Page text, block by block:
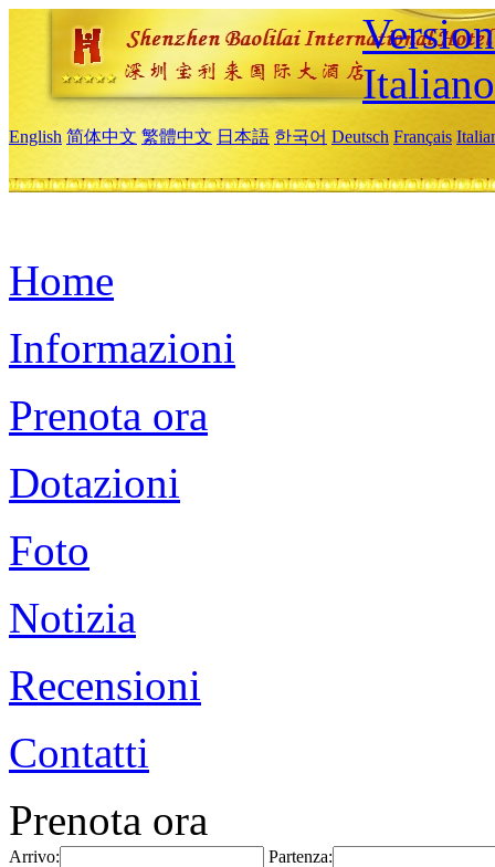
Italiano
English 简体中文 繁體中文 日本語 한국어 Deutsch Français
Home
Informazioni
Prenota ora
Dotazioni
Foto
Notizia
Recensioni
Contatti
Prenota ora
Arrivo: Partenza: